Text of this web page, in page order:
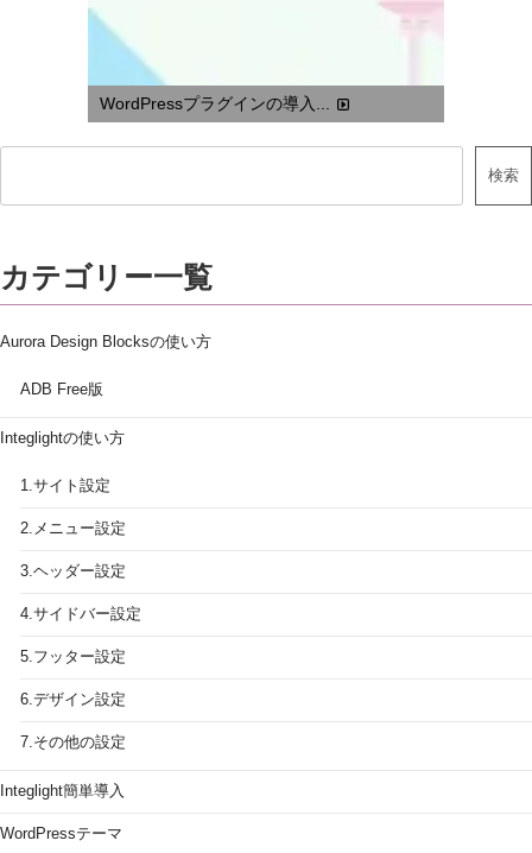
WordPressプラグインの導入...
検索
カテゴリー一覧
Aurora Design Blocksの使い方
ADB Free版
Integlightの使い方
1.サイト設定
2.メニュー設定
3.ヘッダー設定
4.サイドバー設定
5.フッター設定
6.デザイン設定
7.その他の設定
Integlight簡単導入
WordPressテーマ